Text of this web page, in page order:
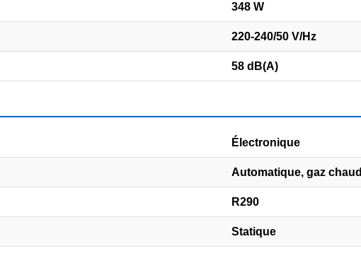
348 W
220-240/50 V/Hz
58 dB(A)
Électronique
Automatique, gaz chaud
R290
Statique